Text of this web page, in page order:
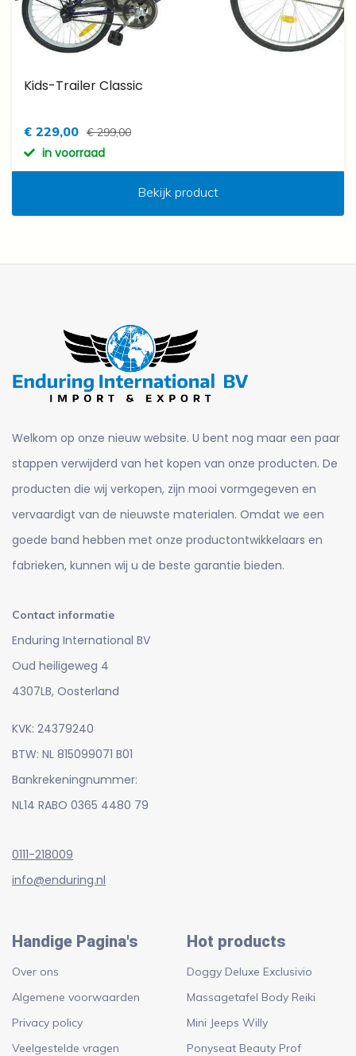
Kids-Trailer Classic
€ 229,00 € 299,00
in voorraad
Bekijk product
Welkom op onze nieuw website. U bent nog maar een paar
stappen verwijderd van het kopen van onze producten. De
producten die wij verkopen, zijn mooi vormgegeven en
vervaardigt van de nieuwste materialen. Omdat we een
goede band hebben met onze productontwikkelaars en
fabrieken, kunnen wij u de beste garantie bieden.
Contact informatie
Enduring International BV
Oud heiligeweg 4
4307LB, Oosterland
KVK: 24379240
BTW: NL 815099071 B01
Bankrekeningnummer:
NL14 RABO 0365 4480 79
0111-218009
info@enduring.nl
Handige Pagina's
Over ons
Algemene voorwaarden
Privacy policy
Veelgestelde vragen
Hot products
Doggy Deluxe Exclusivio
Massagetafel Body Reiki
Mini Jeeps Willy
Ponyseat Beauty Prof